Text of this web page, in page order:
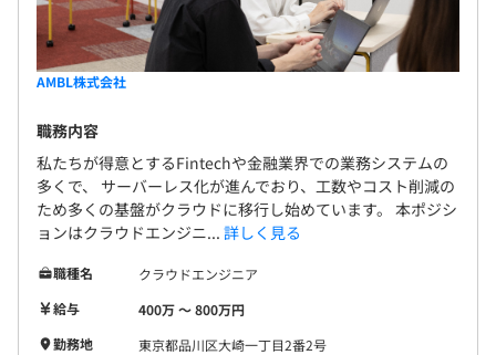
AMBL株式会社
職務内容
私たちが得意とするFintechや金融業界での業務システムの
多くで、 サーバーレス化が進んでおり、工数やコスト削減の
ため多くの基盤がクラウドに移行し始めています。 本ポジシ
ョンはクラウドエンジニ... 詳しく見る
職種名
クラウドエンジニア
給与
400万 〜 800万円
勤務地
東京都品川区大崎一丁目2番2号